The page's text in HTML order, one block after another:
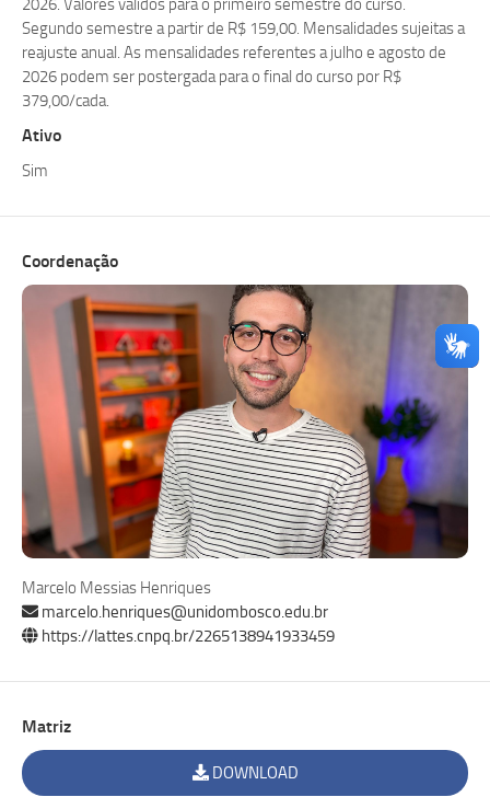
2026. Valores validos para o primeiro semestre do curso.
Segundo semestre a partir de R$ 159,00. Mensalidades sujeitas a
reajuste anual. As mensalidades referentes a julho e agosto de
2026 podem ser postergada para o final do curso por R$
379,00/cada.
Ativo
Sim
Coordenação
Marcelo Messias Henriques
marcelo.henriques@unidombosco.edu.br
https://lattes.cnpq.br/2265138941933459
Matriz
DOWNLOAD